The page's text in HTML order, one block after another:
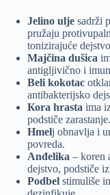
Jelino ulje sadrži
pružaju
tonizirajuće
Majčina dušica
antigljivično i
Beli kokotac
antibakterijsko
Коra hrasta ima
podstiče zarastanje.
Hmelj obnavlja i
povreda.
Anđelika – koren
dejstvo, podstiče
Podbel stimuliše